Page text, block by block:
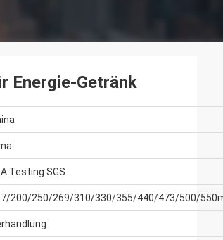
Energie-Getränk
Testing SGS
200/250/269/310/330/355/440/473/500/